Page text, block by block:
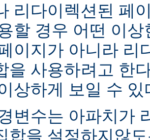
리다이렉션된 페
할 경우 어떤 이
이지가 아니라 리
을 사용하려고 한
상하게 보일 수 있
변수는 아파치가
합을 설정하지않